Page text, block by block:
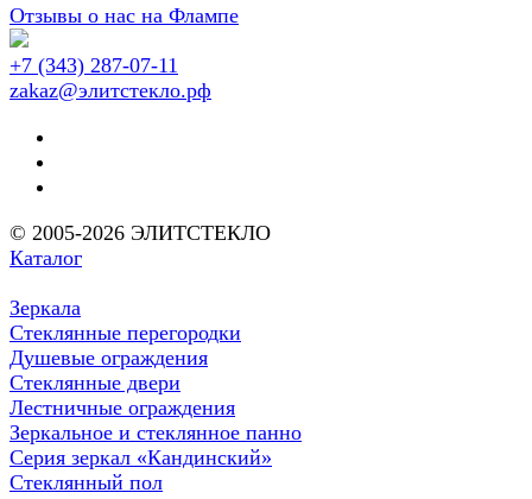
Отзывы о нас на Флампе
+7 (343) 287-07-11
zakaz@элитстекло.рф
© 2005-2026 ЭЛИТСТЕКЛО
Каталог
Зеркала
Стеклянные перегородки
Душевые ограждения
Стеклянные двери
Лестничные ограждения
Зеркальное и стеклянное панно
Серия зеркал «Кандинский»
Стеклянный пол